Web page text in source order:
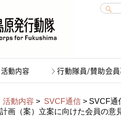
活動内容 > SVCF通信 > SVCF通
画（案）立案に向けた会員の意